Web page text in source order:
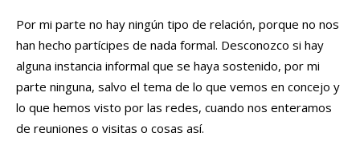
Por mi parte no hay ningún tipo de relación, porque no nos
han hecho partícipes de nada formal. Desconozco si hay
alguna instancia informal que se haya sostenido, por mi
parte ninguna, salvo el tema de lo que vemos en concejo y
lo que hemos visto por las redes, cuando nos enteramos
de reuniones o visitas o cosas así.